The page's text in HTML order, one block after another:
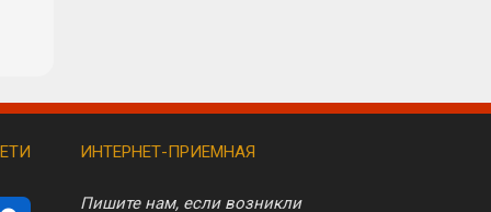
ИНТЕРНЕТ-ПРИЕМНАЯ
Пишите нам, если возникли